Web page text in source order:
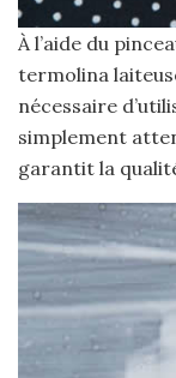
À l’aide du
termolina
nécessaire
simplement
garantit la